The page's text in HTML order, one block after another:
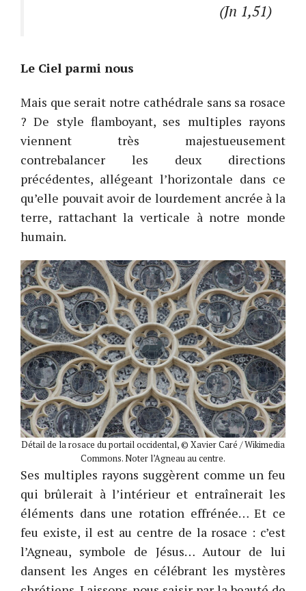
(Jn 1,51)
Le Ciel parmi nous
Mais que serait notre cathédrale sans sa rosace
? De style flamboyant, ses multiples rayons
viennent très majestueusement
contrebalancer les deux directions
précédentes, allégeant l’horizontale dans ce
qu’elle pouvait avoir de lourdement ancrée à la
terre, rattachant la verticale à notre monde
humain.
Détail de la rosace du portail occidental, © Xavier Caré / Wikimedia
Commons. Noter l’Agneau au centre.
Ses multiples rayons suggèrent comme un feu
qui brûlerait à l’intérieur et entraînerait les
éléments dans une rotation effrénée… Et ce
feu existe, il est au centre de la rosace : c’est
l’Agneau, symbole de Jésus… Autour de lui
dansent les Anges en célébrant les mystères